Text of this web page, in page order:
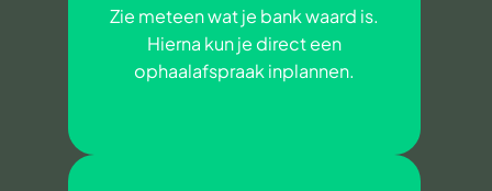
Zie meteen wat je bank waard is.
Hierna kun je direct een
ophaalafspraak inplannen.